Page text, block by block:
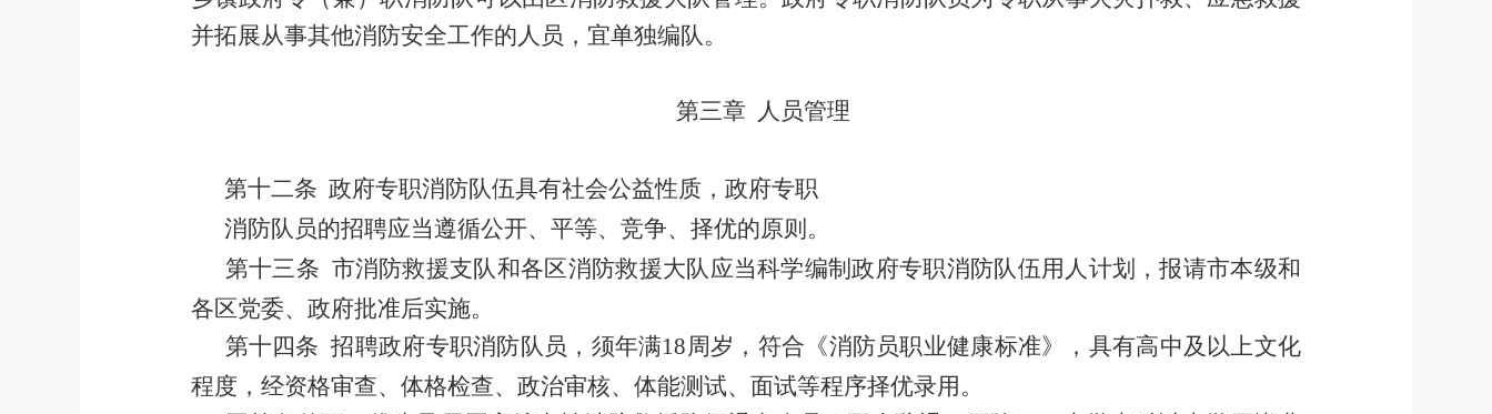
并拓展从事其他消防安全工作的人员，宜单独编队。
第三章 人员管理
第十二条 政府专职消防队伍具有社会公益性质，政府专职
消防队 员的招聘应当遵循公开、平等、竞争、择优的原则。
第十三条 市消防救援支队和各区消防救援大队应当科学编制政府专职消防队伍用人计划，报请市本级和
各区党委、 政府批准后实施。
第十四条 招聘政府专职消防队员 ， 须年满18周岁， 符合《消防员职业健康标准》 ， 具有高中及以上文化
程度， 经资格审查、体格检查、政治审核、体能测试、面试等程序择优录用。